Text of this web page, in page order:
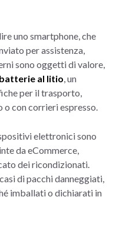
uno smartphone, che
per assistenza,
sono oggetti di valore,
batterie al litio , un
per il trasporto,
o con corrieri espresso.
elettronici sono
da eCommerce,
dei ricondizionati.
di pacchi danneggiati,
imballati o dichiarati in